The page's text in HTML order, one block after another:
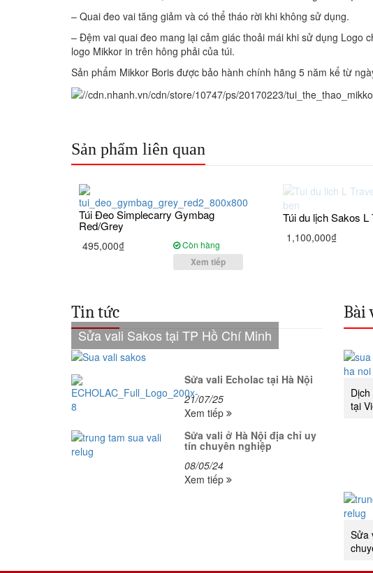
– Quai đeo vai tăng giảm và có thể tháo rời khi không sử dụng.
– Đệm vai quai đeo mang lại cảm giác thoải mái khi sử dụng Logo
logo Mikkor in trên hông phải của túi.
Sản phẩm Mikkor Boris được bảo hành chính hãng 5 năm kể từ
Sản phẩm liên quan
Túi Đeo Simplecarry Gymbag
Red/Grey
495,000₫ Còn hàng
Xem tiếp
Túi du lịch Sakos L
1,100,000₫
Tin tức
Sửa vali Sakos tại TP Hồ Chí Minh
Sửa vali Echolac tại Hà Nội
21/07/25
Xem tiếp
Sửa vali ở Hà Nội địa chỉ uy
tín chuyên nghiệp
08/05/24
Xem tiếp
Bài
tại
Sửa